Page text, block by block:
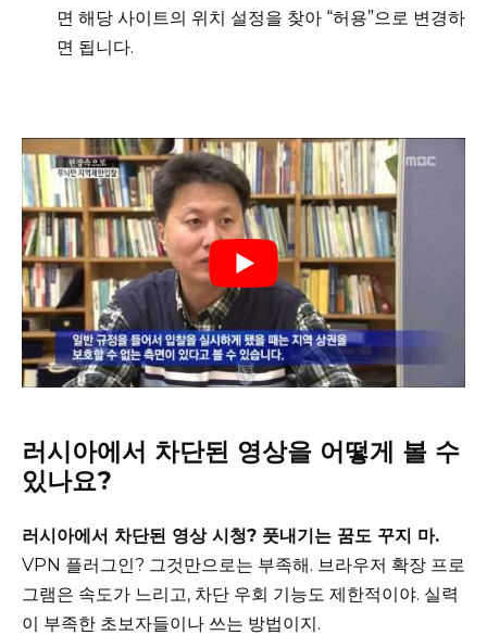
면 해당 사이트의 위치 설정을 찾아 “허용”으로 변경하
면 됩니다.
러시아에서 차단된 영상을 어떻게 볼 수
있나요?
러시아에서 차단된 영상 시청? 풋내기는 꿈도 꾸지 마.
VPN 플러그인? 그것만으로는 부족해. 브라우저 확장 프로
그램은 속도가 느리고, 차단 우회 기능도 제한적이야. 실력
이 부족한 초보자들이나 쓰는 방법이지.